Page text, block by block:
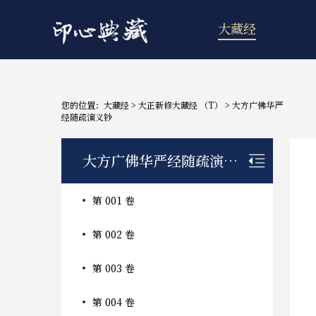
大藏经
您的位置： 大藏经 > 大正新修大藏经 （T） > 大方广佛华严
经随疏演义钞
大方广佛华严经随疏演义钞
第 001 卷
第 002 卷
第 003 卷
第 004 卷